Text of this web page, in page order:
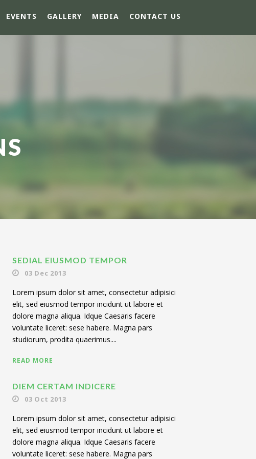
EVENTS GALLERY MEDIA CONTACT US
SEDIAL EIUSMOD TEMPOR
03 Dec 2013
Lorem ipsum dolor sit amet, consectetur adipisici
elit, sed eiusmod tempor incidunt ut labore et
dolore magna aliqua. Idque Caesaris facere
voluntate liceret: sese habere. Magna pars
studiorum, prodita quaerimus....
READ MORE
DIEM CERTAM INDICERE
03 Oct 2013
Lorem ipsum dolor sit amet, consectetur adipisici
elit, sed eiusmod tempor incidunt ut labore et
dolore magna aliqua. Idque Caesaris facere
voluntate liceret: sese habere. Magna pars